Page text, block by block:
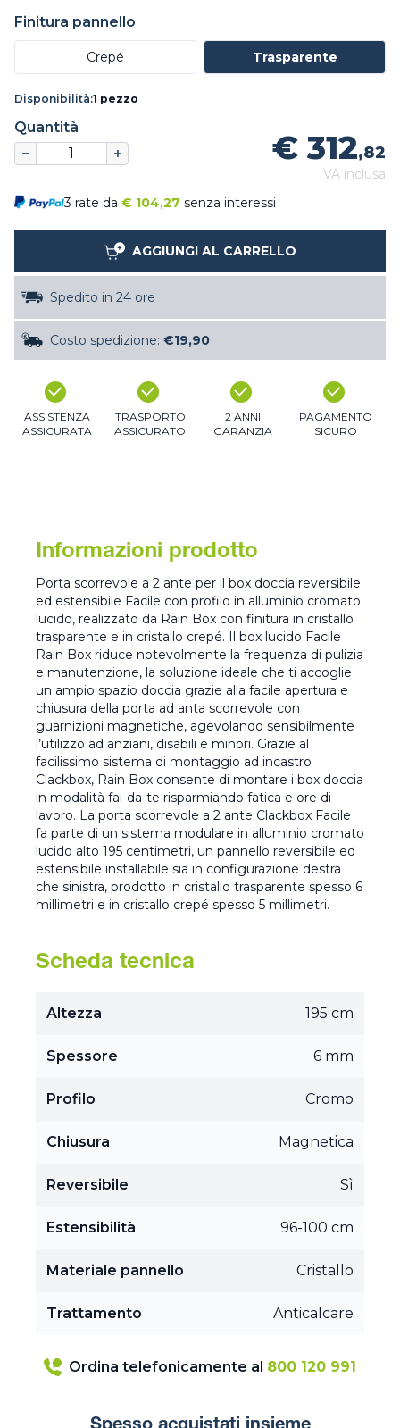
Finitura pannello
Crepé Trasparente
Disponibilità:1 pezzo
Quantità
€ 312,82
IVA inclusa
3 rate da € 104,27 senza interessi
AGGIUNGI AL CARRELLO
Spedito in 24 ore
Costo spedizione: €19,90
ASSISTENZA
ASSICURATA
TRASPORTO
ASSICURATO
2 ANNI
GARANZIA
PAGAMENTO
SICURO
Informazioni prodotto
Porta scorrevole a 2 ante per il box doccia reversibile
ed estensibile Facile con profilo in alluminio cromato
lucido, realizzato da Rain Box con finitura in cristallo
trasparente e in cristallo crepé. Il box lucido Facile
Rain Box riduce notevolmente la frequenza di pulizia
e manutenzione, la soluzione ideale che ti accoglie
un ampio spazio doccia grazie alla facile apertura e
chiusura della porta ad anta scorrevole con
guarnizioni magnetiche, agevolando sensibilmente
l’utilizzo ad anziani, disabili e minori. Grazie al
facilissimo sistema di montaggio ad incastro
Clackbox, Rain Box consente di montare i box doccia
in modalità fai-da-te risparmiando fatica e ore di
lavoro. La porta scorrevole a 2 ante Clackbox Facile
fa parte di un sistema modulare in alluminio cromato
lucido alto 195 centimetri, un pannello reversibile ed
estensibile installabile sia in configurazione destra
che sinistra, prodotto in cristallo trasparente spesso 6
millimetri e in cristallo crepé spesso 5 millimetri.
Scheda tecnica
Altezza 195 cm
Spessore 6 mm
Profilo Cromo
Chiusura Magnetica
Reversibile Sì
Estensibilità 96-100 cm
Materiale pannello Cristallo
Trattamento Anticalcare
Ordina telefonicamente al 800 120 991